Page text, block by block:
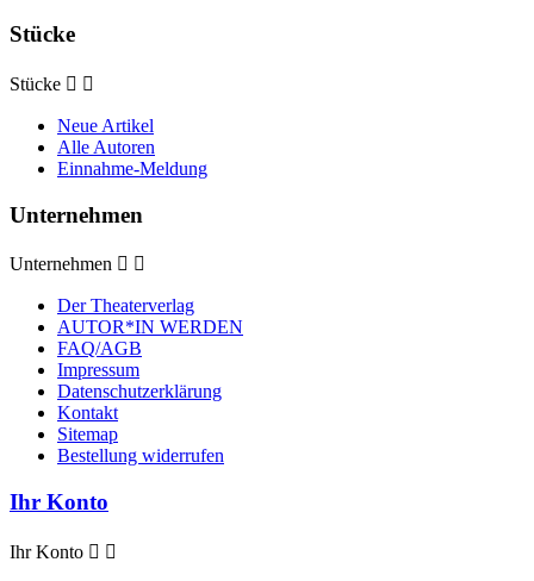
Stücke
Stücke  
Neue Artikel
Alle Autoren
Einnahme-Meldung
Unternehmen
Unternehmen  
Der Theaterverlag
AUTOR*IN WERDEN
FAQ/AGB
Impressum
Datenschutzerklärung
Kontakt
Sitemap
Bestellung widerrufen
Ihr Konto
Ihr Konto  